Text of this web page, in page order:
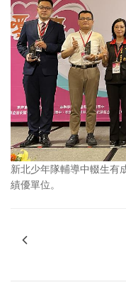
新北少年隊輔導中輟生有
績優單位。